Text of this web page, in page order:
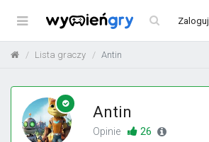
Menu Zaloguj
Lista graczy Antin
Antin
Opinie 26